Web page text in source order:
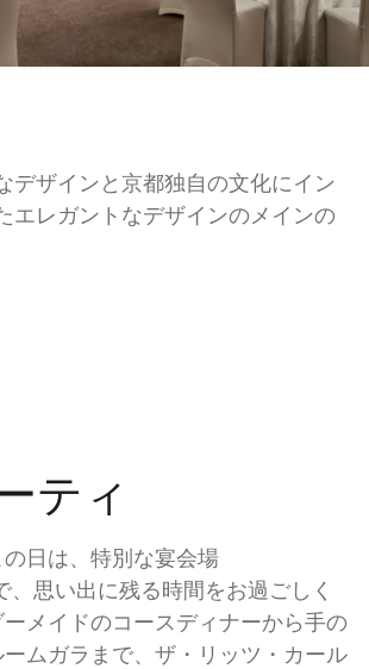
デザインと京都独自の文化にイン
エレガントなデザインのメインの
ティ
日は、特別な宴会場
、思い出に残る時間をお過ごしく
メイドのコースディナーから手の
ムガラまで、ザ・リッツ・カール